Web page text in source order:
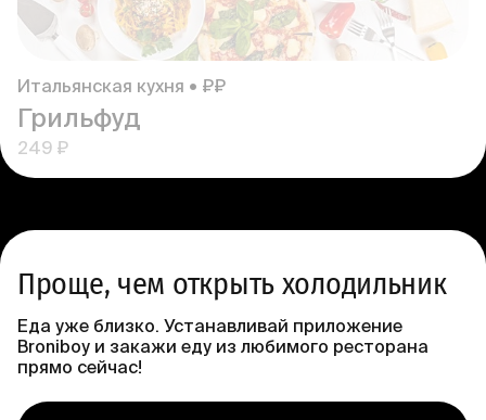
Итальянская кухня • ₽₽
Грильфуд
249 ₽
Проще, чем открыть холодильник
Еда уже близко. Устанавливай приложение
Broniboy и закажи еду из любимого ресторана
прямо сейчас!